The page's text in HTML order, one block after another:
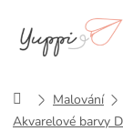
obsah
DomůMalování
Akvarelové barvy